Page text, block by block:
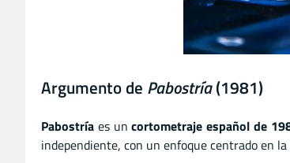
Argumento de Pabostría(1981)
Pabostría es uncortometraje español de
independiente, con un enfoque centrado en